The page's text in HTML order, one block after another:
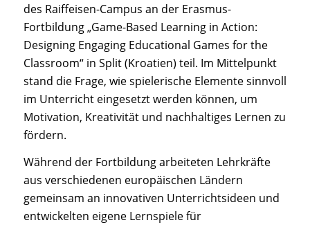
des Raiffeisen-Campus an der Erasmus-
Fortbildung „Game-Based Learning in Action:
Designing Engaging Educational Games for the
Classroom“ in Split (Kroatien) teil. Im Mittelpunkt
stand die Frage, wie spielerische Elemente sinnvoll
im Unterricht eingesetzt werden können, um
Motivation, Kreativität und nachhaltiges Lernen zu
fördern.
Während der Fortbildung arbeiteten Lehrkräfte
aus verschiedenen europäischen Ländern
gemeinsam an innovativen Unterrichtsideen und
entwickelten eigene Lernspiele für